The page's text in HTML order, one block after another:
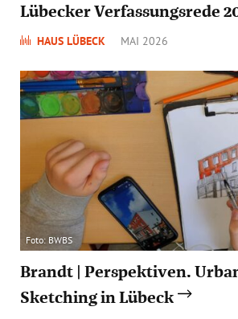
Lübecker Verfassungsrede
HAUS LÜBECK MAI 2026
Foto: BWBS
Brandt | Perspektiven.
Sketching in Lübeck